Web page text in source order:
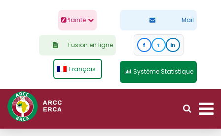
Mail
Plainte
Fusion en ligne
Français
f t in
Système Statistique